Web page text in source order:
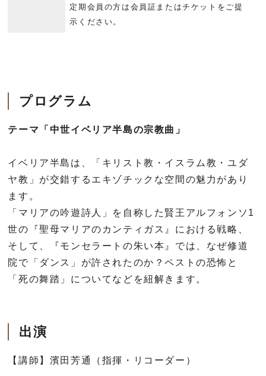
定期会員の方は会員証またはチケットをご提
示ください。
プログラム
テーマ「中世イベリア半島の宗教曲」
イベリア半島は、「キリスト教・イスラム教・ユダ
ヤ教」が交錯するエキゾチックな空間の魅力があり
ます。
「マリアの吟遊詩人」を自称した賢王アルフォンソ 1
世の『聖母マリアのカンティガス』における戦略、
そして、『モンセラートの朱い本』では、なぜ修道
院で「ダンス」が許されたのか？ペストの恐怖と
「死の舞踏」についてなどを紐解きます。
出演
【講師】濱田芳通（指揮・リコーダー）